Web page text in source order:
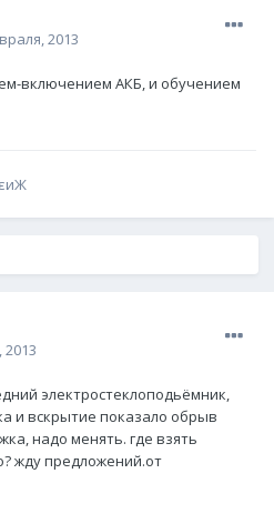
2013
включением АКБ, и обучением
2013
электростеклоподьёмник,
и вскрытие показало обрыв
надо менять. где взять
жду предложений.от